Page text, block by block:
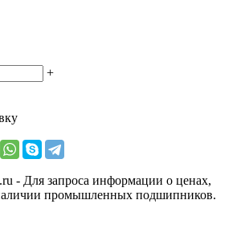
+
- Для запроса информации о ценах,
промышленных подшипников.